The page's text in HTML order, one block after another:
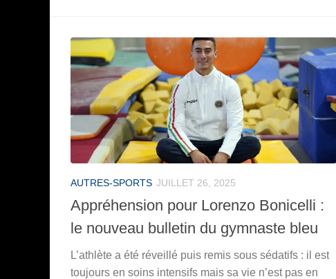
AUTRES-SPORTS JUILLET 26, 2025
Appréhension pour Lorenzo Bonicelli :
le nouveau bulletin du gymnaste bleu
L’athlète a été réveillé puis remis sous sédatifs : il est
toujours en soins intensifs mais sa vie n’est pas en